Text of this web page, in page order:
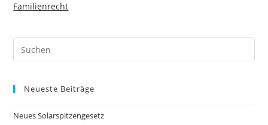
Familienrecht
Neueste Beiträge
Neues Solarspitzengesetz